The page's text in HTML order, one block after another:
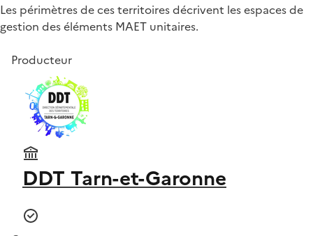
Les périmètres de ces territoires décrivent les espaces de
gestion des éléments MAET unitaires.
Producteur
DDT Tarn-et-Garonne